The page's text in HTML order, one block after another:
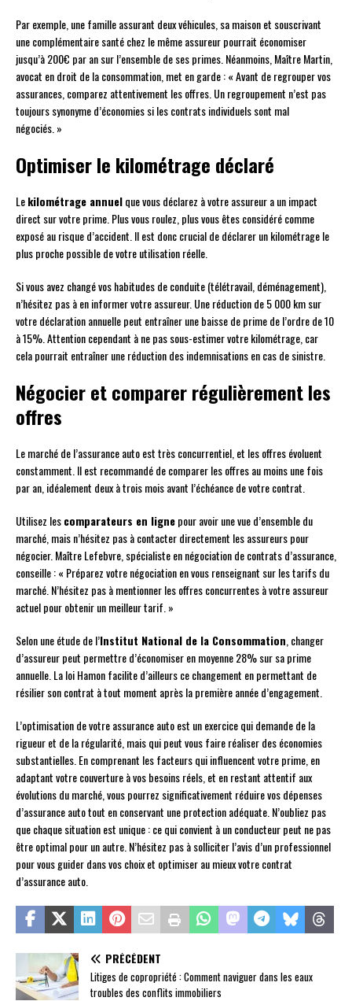
Par exemple, une famille assurant deux véhicules, sa maison et souscrivant
une complémentaire santé chez le même assureur pourrait économiser
jusqu’à 200€ par an sur l’ensemble de ses primes. Néanmoins, Maître Martin,
avocat en droit de la consommation, met en garde : « Avant de regrouper vos
assurances, comparez attentivement les offres. Un regroupement n’est pas
toujours synonyme d’économies si les contrats individuels sont mal
négociés. »
Optimiser le kilométrage déclaré
Lekilométrage annuelque vous déclarez à votre assureur a un impact
direct sur votre prime. Plus vous roulez, plus vous êtes considéré comme
exposé au risque d’accident. Il est donc crucial de déclarer un kilométrage le
plus proche possible de votre utilisation réelle.
Si vous avez changé vos habitudes de conduite (télétravail, déménagement),
n’hésitez pas à en informer votre assureur. Une réduction de 5 000 km sur
votre déclaration annuelle peut entraîner une baisse de prime de l’ordre de 10
à 15%. Attention cependant à ne pas sous-estimer votre kilométrage, car
cela pourrait entraîner une réduction des indemnisations en cas de sinistre.
Négocier et comparer régulièrement les
offres
Le marché de l’assurance auto est très concurrentiel, et les offres évoluent
constamment. Il est recommandé de comparer les offres au moins une fois
par an, idéalement deux à trois mois avant l’échéance de votre contrat.
Utilisez lescomparateurs en lignepour avoir une vue d’ensemble du
marché, mais n’hésitez pas à contacter directement les assureurs pour
négocier. Maître Lefebvre, spécialiste en négociation de contrats d’assurance,
conseille : « Préparez votre négociation en vous renseignant sur les tarifs du
marché. N’hésitez pas à mentionner les offres concurrentes à votre assureur
actuel pour obtenir un meilleur tarif. »
Selon une étude de l’Institut National de la Consommation , changer
d’assureur peut permettre d’économiser en moyenne 28% sur sa prime
annuelle. La loi Hamon facilite d’ailleurs ce changement en permettant de
résilier son contrat à tout moment après la première année d’engagement.
L’optimisation de votre assurance auto est un exercice qui demande de la
rigueur et de la régularité, mais qui peut vous faire réaliser des économies
substantielles. En comprenant les facteurs qui influencent votre prime, en
adaptant votre couverture à vos besoins réels, et en restant attentif aux
évolutions du marché, vous pourrez significativement réduire vos dépenses
d’assurance auto tout en conservant une protection adéquate. N’oubliez pas
que chaque situation est unique : ce qui convient à un conducteur peut ne pas
être optimal pour un autre. N’hésitez pas à solliciter l’avis d’un professionnel
pour vous guider dans vos choix et optimiser au mieux votre contrat
d’assurance auto.
PRÉCÉDENT
Litiges de copropriété : Comment naviguer dans les eaux
troubles des conflits immobiliers